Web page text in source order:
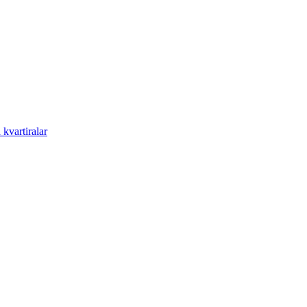
kvartiralar